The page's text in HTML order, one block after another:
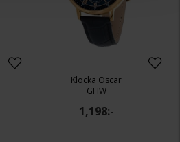
Klocka Oscar
GHW
1,198:-